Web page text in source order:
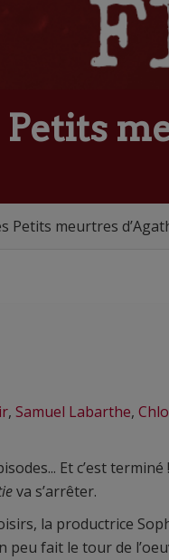
Petits meurtres
, Samuel Labarthe,
Et c’est terminé
va s’arrêter.
la productrice
peu fait le tour de